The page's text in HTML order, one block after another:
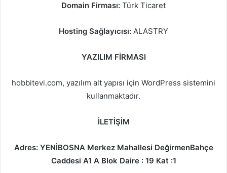
Domain Firması: Türk Ticaret
Hosting Sağlayıcısı: ALASTRY
YAZILIM FİRMASI
hobbitevi.com, yazılım alt yapısı için WordPress sistemini
kullanmaktadır.
İLETİŞİM
Adres: YENİBOSNA Merkez Mahallesi DeğirmenBahçe
Caddesi A1 A Blok Daire : 19 Kat :1